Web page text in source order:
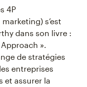
4P
s’est
dans son livre :
».
de stratégies
entreprises
et assurer la